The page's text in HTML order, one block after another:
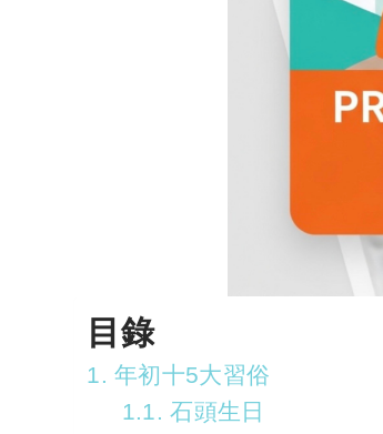
目錄
1. 年初十5大習俗
1.1. 石頭生日